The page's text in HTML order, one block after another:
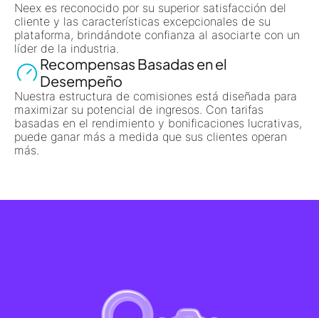
Neex es reconocido por su superior satisfacción del
cliente y las características excepcionales de su
plataforma, brindándote confianza al asociarte con un
líder de la industria.
Recompensas Basadas en el
Desempeño
Nuestra estructura de comisiones está diseñada para
maximizar su potencial de ingresos. Con tarifas
basadas en el rendimiento y bonificaciones lucrativas,
puede ganar más a medida que sus clientes operan
más.